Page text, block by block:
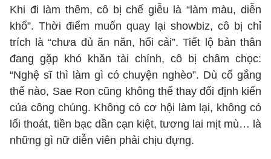
Khi đi làm thêm, cô bị chế giễu là “làm màu, diễn
khổ”. Thời điểm muốn quay lại showbiz, cô bị chỉ
trích là “chưa đủ ăn năn, hối cải”. Tiết lộ bản thân
đang gặp khó khăn tài chính, cô bị châm chọc:
“Nghệ sĩ thì làm gì có chuyện nghèo”. Dù cố gắng
thế nào, Sae Ron cũng không thể thay đổi định kiến
của công chúng. Không có cơ hội làm lại, không có
lối thoát, tiền bạc dần cạn kiệt, tương lai mịt mù… là
những gì nữ diễn viên phải chịu đựng.